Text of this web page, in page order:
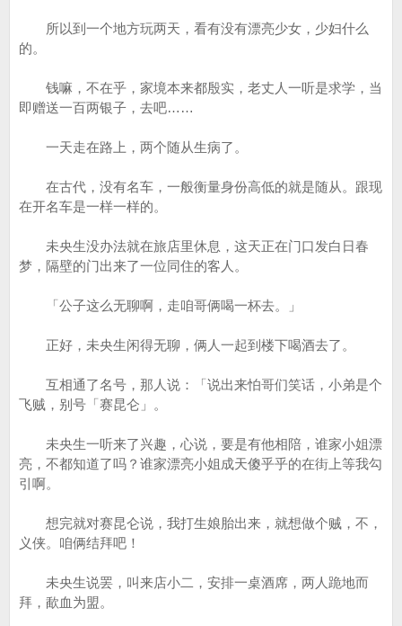
所以到一个地方玩两天，看有没有漂亮少女，少妇什么
的。
钱嘛，不在乎，家境本来都殷实，老丈人一听是求学，当
即赠送一百两银子，去吧……
一天走在路上，两个随从生病了。
在古代，没有名车，一般衡量身份高低的就是随从。跟现
在开名车是一样一样的。
未央生没办法就在旅店里休息，这天正在门口发白日春
梦，隔壁的门出来了一位同住的客人。
「公子这么无聊啊，走咱哥俩喝一杯去。」
正好，未央生闲得无聊，俩人一起到楼下喝酒去了。
互相通了名号，那人说：「说出来怕哥们笑话，小弟是个
飞贼，别号「赛昆仑」。
未央生一听来了兴趣，心说，要是有他相陪，谁家小姐漂
亮，不都知道了吗？谁家漂亮小姐成天傻乎乎的在街上等我勾
引啊。
想完就对赛昆仑说，我打生娘胎出来，就想做个贼，不，
义侠。咱俩结拜吧！
未央生说罢，叫来店小二，安排一桌酒席，两人跪地而
拜，歃血为盟。